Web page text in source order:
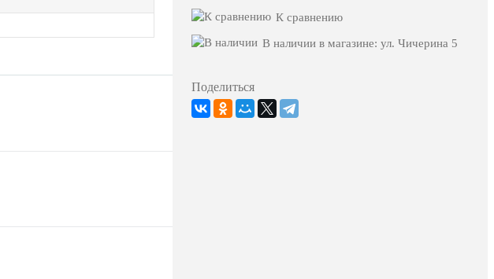
К сравнению
В наличии в магазине: ул. Чичерина 5
Поделиться